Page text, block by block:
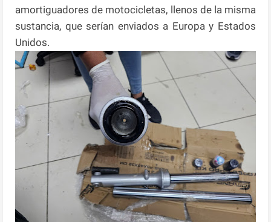
amortiguadores de motocicletas, llenos de la misma
sustancia, que serían enviados a Europa y Estados
Unidos.